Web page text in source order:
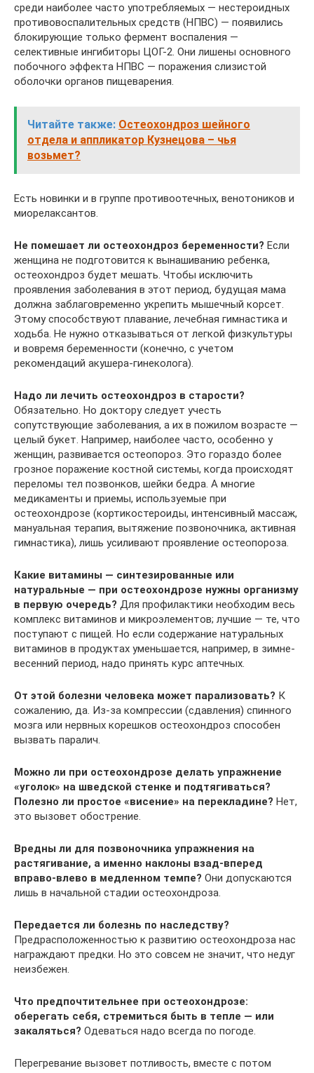
среди наиболее часто употребляемых — нестероидных
противовоспалительных средств (НПВС) — появились
блокирующие только фермент воспаления —
селективные ингибиторы ЦОГ-2. Они лишены основного
побочного эффекта НПВС — поражения слизистой
оболочки органов пищеварения.
Читайте также: Остеохондроз шейного
отдела и аппликатор Кузнецова – чья
возьмет?
Есть новинки и в группе противоотечных, венотоников и
миорелаксантов.
Не помешает ли остеохондроз беременности? Если
женщина не подготовится к вынашиванию ребенка,
остеохондроз будет мешать. Чтобы исключить
проявления заболевания в этот период, будущая мама
должна заблаговременно укрепить мышечный корсет.
Этому способствуют плавание, лечебная гимнастика и
ходьба. Не нужно отказываться от легкой физкультуры
и вовремя беременности (конечно, с учетом
рекомендаций акушера-гинеколога).
Надо ли лечить остеохондроз в старости?
Обязательно. Но доктору следует учесть
сопутствующие заболевания, а их в пожилом возрасте —
целый букет. Например, наиболее часто, особенно у
женщин, развивается остеопороз. Это гораздо более
грозное поражение костной системы, когда происходят
переломы тел позвонков, шейки бедра. А многие
медикаменты и приемы, используемые при
остеохондрозе (кортикостероиды, интенсивный массаж,
мануальная терапия, вытяжение позвоночника, активная
гимнастика), лишь усиливают проявление остеопороза.
Какие витамины — синтезированные или
натуральные — при остеохондрозе нужны организму
в первую очередь? Для профилактики необходим весь
комплекс витаминов и микроэлементов; лучшие — те, что
поступают с пищей. Но если содержание натуральных
витаминов в продуктах уменьшается, например, в зимне-
весенний период, надо принять курс аптечных.
От этой болезни человека может парализовать? К
сожалению, да. Из-за компрессии (сдавления) спинного
мозга или нервных корешков остеохондроз способен
вызвать паралич.
Можно ли при остеохондрозе делать упражнение
«уголок» на шведской стенке и подтягиваться?
Полезно ли простое «висение» на перекладине? Нет,
это вызовет обострение.
Вредны ли для позвоночника упражнения на
растягивание, а именно наклоны взад-вперед
вправо-влево в медленном темпе? Они допускаются
лишь в начальной стадии остеохондроза.
Передается ли болезнь по наследству?
Предрасположенностью к развитию остеохондроза нас
награждают предки. Но это совсем не значит, что недуг
неизбежен.
Что предпочтительнее при остеохондрозе:
оберегать себя, стремиться быть в тепле — или
закаляться? Одеваться надо всегда по погоде.
Перегревание вызовет потливость, вместе с потом